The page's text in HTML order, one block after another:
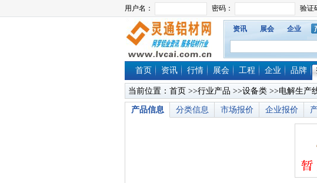
资讯 展会 企业
首页 资讯 行情 展会 工程 企业 品牌
当前位置： 首页 >>行业产品 >>设备类 >>电解生产
产品信息 分类信息 市场报价 企业报价